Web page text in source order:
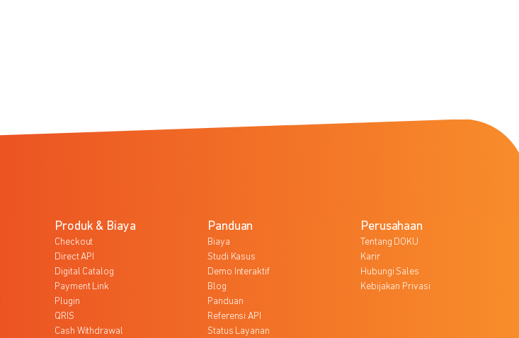
Produk & Biaya
Checkout
Direct API
Digital Catalog
Payment Link
Plugin
QRIS
Cash Withdrawal
Panduan
Biaya
Studi Kasus
Demo Interaktif
Blog
Panduan
Referensi API
Status Layanan
Perusahaan
Tentang DOKU
Karir
Hubungi Sales
Kebijakan Privasi